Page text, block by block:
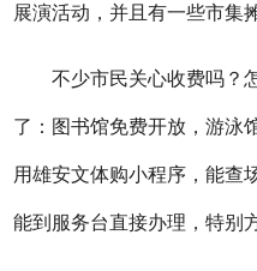
展演活动，并且有一些市集
不少市民关心收费吗？怎
了：图书馆免费开放，游泳
用雄安文体购小程序，能查
能到服务台直接办理，特别